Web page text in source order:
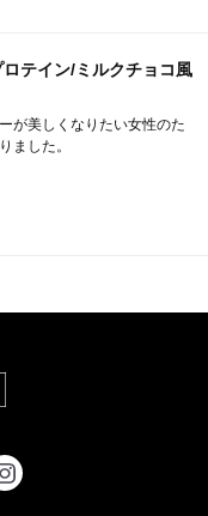
テイン/ミルクチョコ風
が美しくなりたい女性のた
ました。